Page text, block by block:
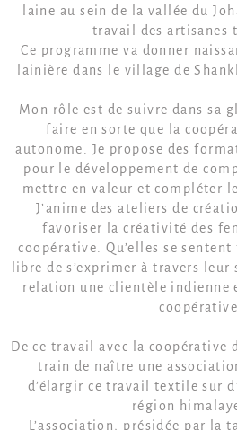
laine au sein de la vallée du
travail des artisanes
Ce programme va donner
lainière dans le village de
Mon rôle est de suivre dans sa
faire en sorte que la
autonome. Je propose des
pour le développement de
mettre en valeur et compléter
J’anime des ateliers de
favoriser la créativité des
coopérative. Qu’elles se
libre de s’exprimer à travers
relation une clientèle indienne
coopérative.
De ce travail avec la coopérative
train de naître une
d’élargir ce travail textile sur
région
L’association, présidée par la